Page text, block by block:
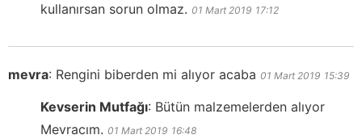
kullanırsan sorun olmaz. 01 Mart 2019 17:12
mevra: Rengini biberden mi alıyor acaba 01 Mart 2019 15:39
Kevserin Mutfağı: Bütün malzemelerden alıyor
Mevracım. 01 Mart 2019 16:48